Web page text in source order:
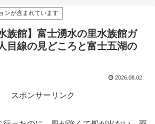
ンが含まれています
族館】富士湧水の里水族館ガ
目線の見どころと富士五湖の
2026.08.02
スポンサーリンク